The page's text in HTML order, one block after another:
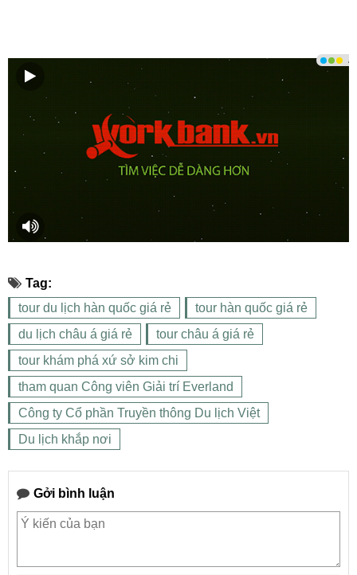
Tag:
tour du lịch hàn quốc giá rẻ
tour hàn quốc giá rẻ
du lịch châu á giá rẻ
tour châu á giá rẻ
tour khám phá xứ sở kim chi
tham quan Công viên Giải trí Everland
Công ty Cổ phần Truyền thông Du lịch Việt
Du lịch khắp nơi
Gởi bình luận